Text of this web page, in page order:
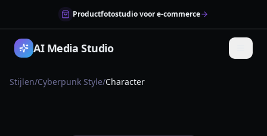
Productfotostudio voor e-commerce
AI Media Studio
Stijlen/Cyberpunk Style/Character